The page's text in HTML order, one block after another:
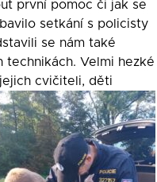
první pomoc či jak se
setkání s policisty
se nám také
Velmi hezké
cvičiteli, děti